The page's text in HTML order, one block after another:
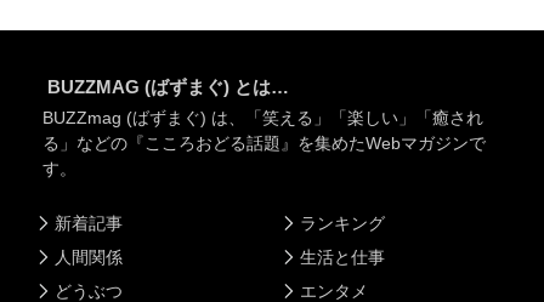
BUZZMAG (ばずまぐ) とは…
BUZZmag (ばずまぐ) は、「笑える」「楽しい」「癒され
る」などの『こころおどる話題』を集めたWebマガジンで
す。
新着記事
人間関係
どうぶつ
ランキング
生活と仕事
エンタメ